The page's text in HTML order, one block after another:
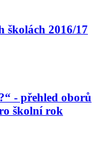
školách 2016/17
- přehled oborů
školní rok